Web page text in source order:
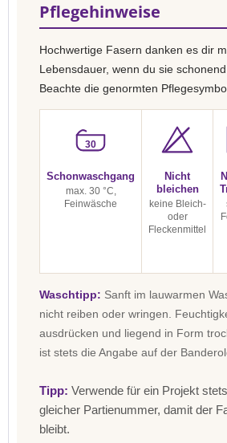
Pflegehinweise
Hochwertige Fasern danken es dir
Lebensdauer, wenn du sie
Beachte die genormten
30
Schonwaschgang
max. 30 °C,
Feinwäsche
Nicht
bleichen
keine Bleich-
oder
Fleckenmittel
Waschtipp: Sanft im lauwarmen
nicht reiben oder wringen.
ausdrücken und liegend in Form
ist stets die Angabe auf der
Tipp: Verwende für ein Projekt
gleicher Partienummer, damit der
bleibt.